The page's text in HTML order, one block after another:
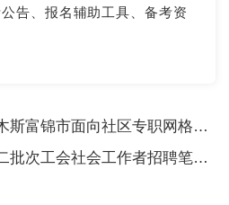
告、报名辅助工具、备考资
斯富锦市面向社区专职网格员
批次工会社会工作者招聘笔试